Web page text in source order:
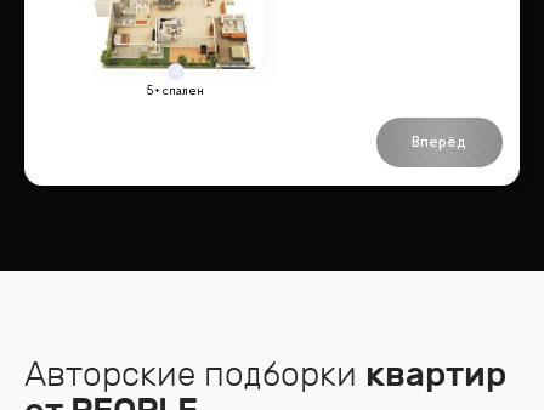
5+ спален
Вперёд
Авторские подборки квартир